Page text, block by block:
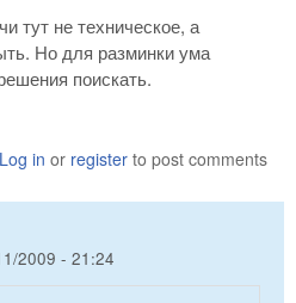
тут не техническое, а
Но для разминки ума
поискать.
Log in or register to post comments
2009 - 21:24